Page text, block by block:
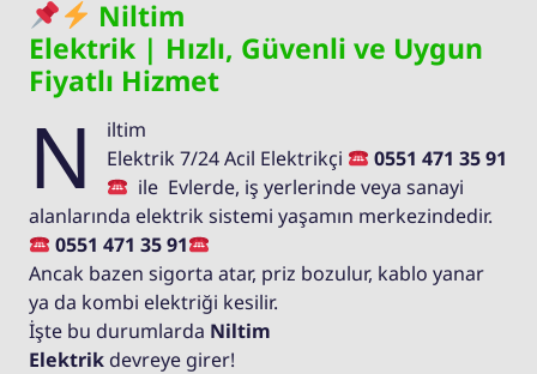
Niltim
Elektrik | Hızlı, Güvenli ve Uygun
Fiyatlı Hizmet
N
iltim
Elektrik 7/24 Acil Elektrikçi
0551 471 35 91
ile Evlerde, iş yerlerinde veya sanayi
alanlarında elektrik sistemi yaşamın merkezindedir.
0551 471 35 91
Ancak bazen sigorta atar, priz bozulur, kablo yanar
ya da kombi elektriği kesilir.
İşte bu durumlarda Niltim
Elektrik devreye girer!